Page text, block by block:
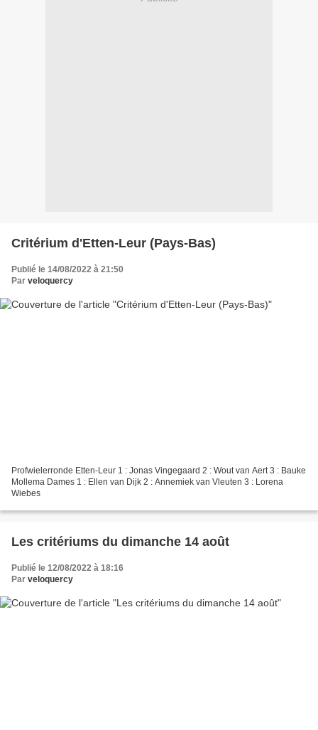
Critérium d'Etten-Leur (Pays-Bas)
Publié le 14/08/2022 à 21:50
Par veloquercy
Profwielerronde Etten-Leur 1 : Jonas Vingegaard 2 : Wout van Aert 3 : Bauke
Mollema Dames 1 : Ellen van Dijk 2 : Annemiek van Vleuten 3 : Lorena
Wiebes
Les critériums du dimanche 14 août
Publié le 12/08/2022 à 18:16
Par veloquercy